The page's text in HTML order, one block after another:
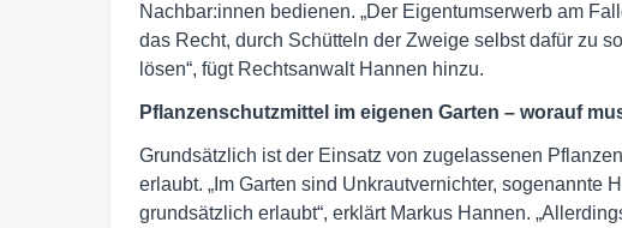
Nachbar:innen bedienen. „Der Eigentumserwerb am
das Recht, durch Schütteln der Zweige selbst dafür zu
lösen“, fügt Rechtsanwalt Hannen hinzu.
Pflanzenschutzmittel im eigenen Garten – worauf
Grundsätzlich ist der Einsatz von zugelassenen
erlaubt. „Im Garten sind Unkrautvernichter, sogenannte
grundsätzlich erlaubt“, erklärt Markus Hannen.